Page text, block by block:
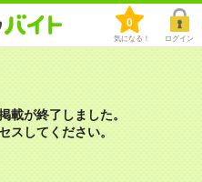
0
気になる！ ログイン
載が終了しました。
スしてください。